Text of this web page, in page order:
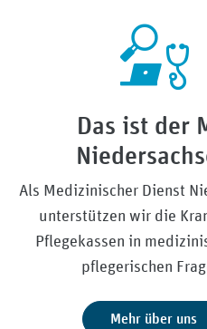
Das ist der
Als Medizinischer Dienst
unterstützen wir die
Pflegekassen in
pflegerischen
Mehr über uns